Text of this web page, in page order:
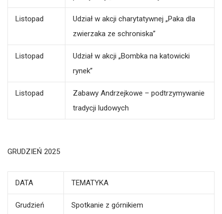
Listopad
Udział w akcji charytatywnej „Paka dla
zwierzaka ze schroniska”
Listopad
Udział w akcji „Bombka na katowicki
rynek”
Listopad
Zabawy Andrzejkowe – podtrzymywanie
tradycji ludowych
GRUDZIEŃ 2025
DATA TEMATYKA
Grudzień Spotkanie z górnikiem